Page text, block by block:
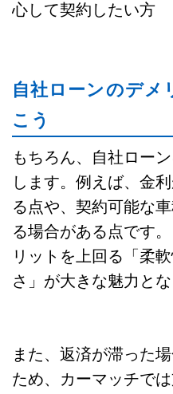
心して契約したい方
自社ローンのデメ
こう
もちろん、自社ロー
します。例えば、金
る点や、契約可能な
る場合がある点です
リットを上回る「柔
さ」が大きな魅力とな
また、返済が滞った
ため、カーマッチで